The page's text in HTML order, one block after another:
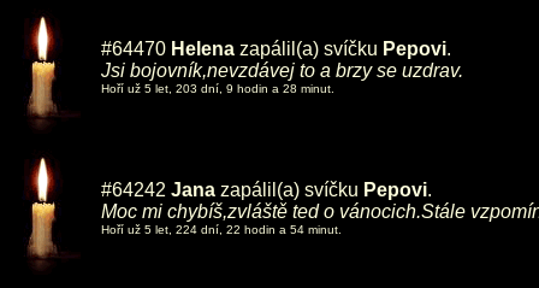
#64470 Helena zapálil(a) svíčku Pepovi.
Jsi bojovník,nevzdávej to a brzy se uzdrav.
Hoří už 5 let, 203 dní, 9 hodin a 28 minut.
#64242 Jana zapálil(a) svíčku Pepovi.
Moc mi chybíš,zvláště ted o vánocich.Stále
Hoří už 5 let, 224 dní, 22 hodin a 54 minut.